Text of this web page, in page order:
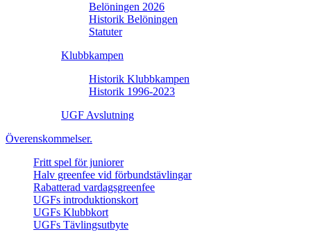
Belöningen 2026
Historik Belöningen
Statuter
Klubbkampen
Historik Klubbkampen
Historik 1996-2023
UGF Avslutning
Överenskommelser.
Fritt spel för juniorer
Halv greenfee vid förbundstävlingar
Rabatterad vardagsgreenfee
UGFs introduktionskort
UGFs Klubbkort
UGFs Tävlingsutbyte